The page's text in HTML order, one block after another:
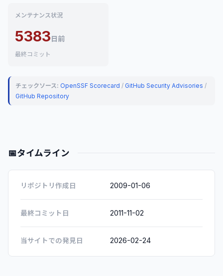
メンテナンス状況
5383日前
最終コミット
チェックソース: OpenSSF Scorecard / GitHub Security Advisories /
GitHub Repository
📅タイムライン
リポジトリ作成日 2009-01-06
最終コミット日 2011-11-02
当サイトでの発見日 2026-02-24